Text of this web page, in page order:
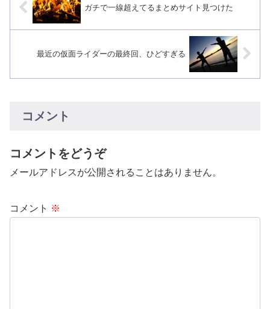
ガチで一線超えてるまとめサイト見つけた
最近の仮面ライダーの最終回、ひどすぎる
コメント
コメントをどうぞ
メールアドレスが公開されることはありません。
コメント ※